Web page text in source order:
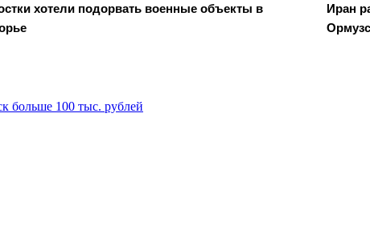
хотели подорвать военные объекты в
Иран
больше 100 тыс. рублей